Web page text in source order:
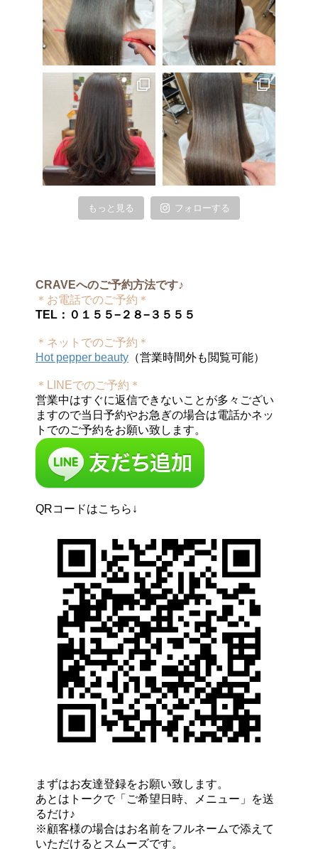
もっと見る フォローする
CRAVEへのご予約方法です♪
＊お電話でのご予約＊
TEL：０１５５−２８−３５５５
＊ネットでのご予約＊
Hot pepper beauty （営業時間外も閲覧可能）
＊LINEでのご予約＊
営業中はすぐに返信できないことが多々ござい
ますので当日予約やお急ぎの場合は電話かネッ
トでのご予約をお願い致します。
QRコードはこちら↓
まずはお友達登録をお願い致します。
あとはトークで「ご希望日時、メニュー」を送
るだけ♪
※顧客様の場合はお名前をフルネームで添えて
いただけるとスムーズです。